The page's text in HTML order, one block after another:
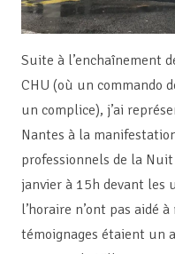
Suite à l’enchaînement
CHU (où un commando
un complice), j’ai
Nantes à la
professionnels de la
janvier à 15h devant les
l’horaire n’ont pas aidé
témoignages étaient un